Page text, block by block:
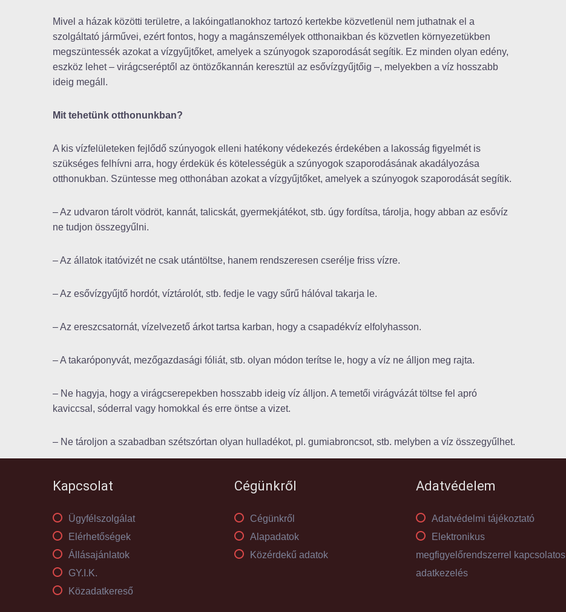
Mivel a házak közötti területre, a lakóingatlanokhoz tartozó kertekbe közvetlenül nem juthatnak el a
szolgáltató járművei, ezért fontos, hogy a magánszemélyek otthonaikban és közvetlen környezetükben
megszüntessék azokat a vízgyűjtőket, amelyek a szúnyogok szaporodását segítik. Ez minden olyan edény,
eszköz lehet – virágcseréptől az öntözőkannán keresztül az esővízgyűjtőig –, melyekben a víz hosszabb
ideig megáll.
Mit tehetünk otthonunkban?
A kis vízfelületeken fejlődő szúnyogok elleni hatékony védekezés érdekében a lakosság figyelmét is
szükséges felhívni arra, hogy érdekük és kötelességük a szúnyogok szaporodásának akadályozása
otthonukban. Szüntesse meg otthonában azokat a vízgyűjtőket, amelyek a szúnyogok szaporodását segítik.
– Az udvaron tárolt vödröt, kannát, talicskát, gyermekjátékot, stb. úgy fordítsa, tárolja, hogy abban az esővíz
ne tudjon összegyűlni.
– Az állatok itatóvizét ne csak utántöltse, hanem rendszeresen cserélje friss vízre.
– Az esővízgyűjtő hordót, víztárolót, stb. fedje le vagy sűrű hálóval takarja le.
– Az ereszcsatornát, vízelvezető árkot tartsa karban, hogy a csapadékvíz elfolyhasson.
– A takaróponyvát, mezőgazdasági fóliát, stb. olyan módon terítse le, hogy a víz ne álljon meg rajta.
– Ne hagyja, hogy a virágcserepekben hosszabb ideig víz álljon. A temetői virágvázát töltse fel apró
kaviccsal, sóderral vagy homokkal és erre öntse a vizet.
– Ne tároljon a szabadban szétszórtan olyan hulladékot, pl. gumiabroncsot, stb. melyben a víz összegyűlhet.
Kapcsolat
Ügyfélszolgálat
Elérhetőségek
Állásajánlatok
GY.I.K.
Közadatkereső
Cégünkről
Cégünkről
Alapadatok
Közérdekű adatok
Adatvédelem
Adatvédelmi tájékoztató
Elektronikus
megfigyelőrendszerrel kapcsolatos
adatkezelés